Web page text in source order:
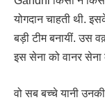
योगदान चाहती थी.
बड़ी टीम बनायीं. उस
इस सेना को वानर सेना
वो सब बच्चे यानी